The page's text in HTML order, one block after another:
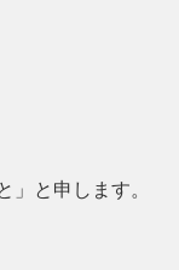
」と申します。